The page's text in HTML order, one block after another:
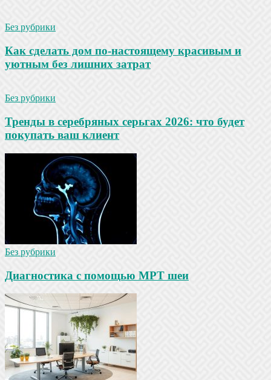
Без рубрики
Как сделать дом по-настоящему красивым и
уютным без лишних затрат
Без рубрики
Тренды в серебряных серьгах 2026: что будет
покупать ваш клиент
Без рубрики
Диагностика с помощью МРТ шеи